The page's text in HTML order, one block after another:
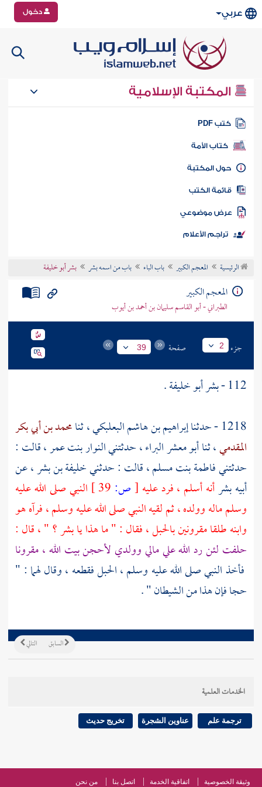
عربي دخول
المكتبة الإسلامية
كتب PDF
كتاب الأمة
المكتبة
الكتب
موضوعي
تراجم الأعلام
الرئيسية المعجم الكبير باب الباء باب من اسمه بشر بشر أبو خليفة
المعجم الكبير
الطبراني - أبو القاسم سليمان بن أحمد بن أيوب
جزء 2 صفحة 39
112 - بشر أبو خليفة.
1218 - حدثنا
إبراهيم بن هاشم البعلبكي، ثنامحمد بن أبي بكر
المقدمي، ثناأبو معشر البراء، حدثتنيالنوار بنت عمر، قالت :
حدثتنيفاطمة بنت مسلم، قالت : حدثنيخليفة بن بشر، عن
أبيهبشرأنه أسلم ، فرد عليه [ص:
النبي صلى الله عليه
وسلم ماله وولده ، ثم لقيه النبي صلى الله عليه وسلم ، فرآه هو
وابنهطلقامقرونين بالحبل ، فقال : " ما هذا يابشر؟ " ، قال :
حلفت لئن رد الله علي مالي وولدي لأحجن بيت الله ، مقرونا
فأخذ النبي صلى الله عليه وسلم ، الحبل فقطعه ، وقال لهما : "
حجا فإن هذا من الشيطان " .
التالي السابق
الخدمات العلمية
ترجمة علم عناوين الشجرة تخريج حديث
وثيقة الخصوصية اتفاقية الخدمة اتصل بنا من نحن